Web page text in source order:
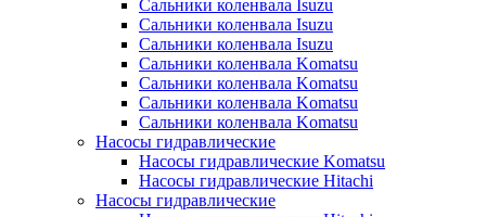
Сальники коленвала Isuzu
Сальники коленвала Isuzu
Сальники коленвала Isuzu
Сальники коленвала Komatsu
Сальники коленвала Komatsu
Сальники коленвала Komatsu
Сальники коленвала Komatsu
Насосы гидравлические
Насосы гидравлические Komatsu
Насосы гидравлические Hitachi
Насосы гидравлические